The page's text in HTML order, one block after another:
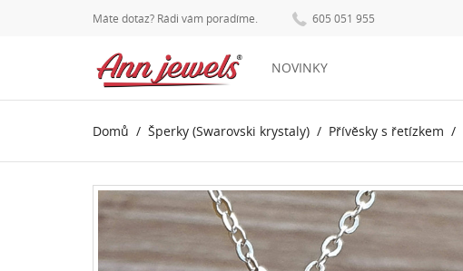
Máte dotaz? Rádi vám poradíme. 605 051 955
NOVINKY
Domů Šperky (Swarovski krystaly) Přívěsky s řetízkem